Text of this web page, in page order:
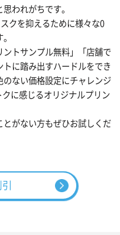
われがちです。
クを抑えるために様々な0
トサンプル無料」「店舗で
に踏み出すハードルをでき
ない価格設定にチャレンジ
に感じるオリジナルプリン
とがない方もぜひお試しくだ